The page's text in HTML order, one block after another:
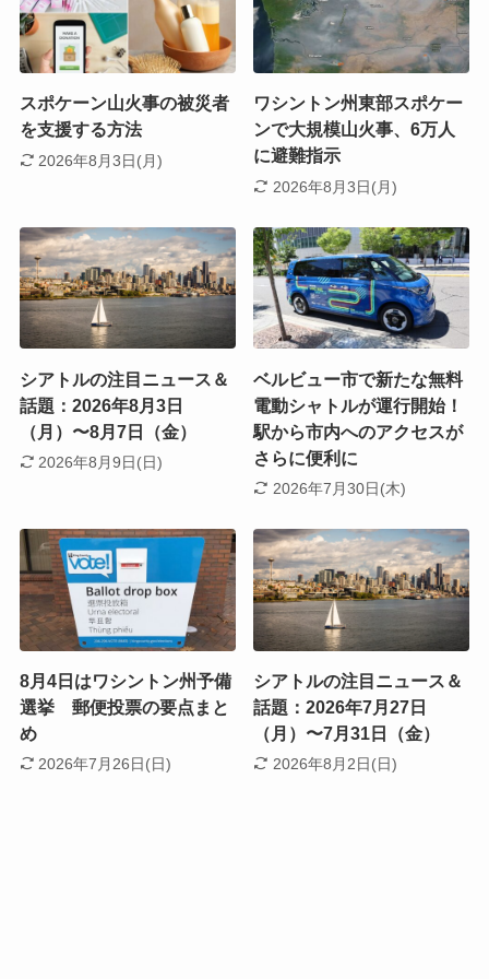
スポケーン山火事の被災者
を支援する方法
2026年8月3日(月)
ワシントン州東部スポケー
ンで大規模山火事、6万人
に避難指示
2026年8月3日(月)
シアトルの注目ニュース＆
話題：2026年8月3日
（月）〜8月7日（金）
2026年8月9日(日)
ベルビュー市で新たな無料
電動シャトルが運行開始！
駅から市内へのアクセスが
さらに便利に
2026年7月30日(木)
8月4日はワシントン州予備
選挙 郵便投票の要点まと
め
2026年7月26日(日)
シアトルの注目ニュース＆
話題：2026年7月27日
（月）〜7月31日（金）
2026年8月2日(日)